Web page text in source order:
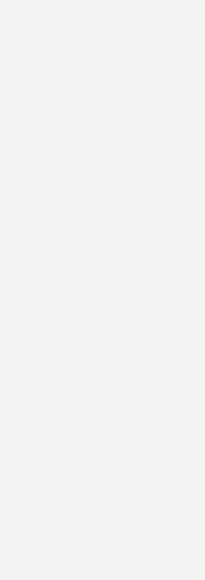
Tätigkeit bei Systemair in
und
er in den
der Kunden
des Vertriebsbüros in
zum Abteilungsleiter
des Bereichsleiters
GmbH in Boxberg. In
Außendienst,
trug maßgeblich zur